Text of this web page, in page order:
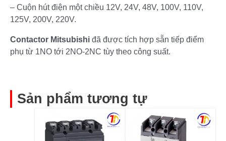
– Cuộn hút điện một chiều 12V, 24V, 48V, 100V, 110V,
125V, 200V, 220V.
Contactor Mitsubishi đã được tích hợp sẵn tiếp điểm
phụ từ 1NO tới 2NO-2NC tùy theo công suất.
Sản phẩm tương tự